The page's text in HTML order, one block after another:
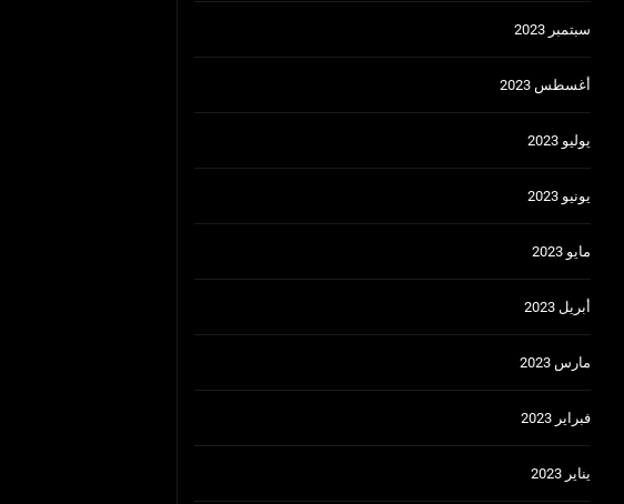
سبتمبر 2023
أغسطس 2023
يوليو 2023
يونيو 2023
مايو 2023
أبريل 2023
مارس 2023
فبراير 2023
يناير 2023